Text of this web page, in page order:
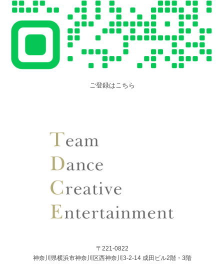
ご登録はこちら
〒221-0822
神奈川県横浜市神奈川区西神奈川3-2-14 成田ビル2階・3階